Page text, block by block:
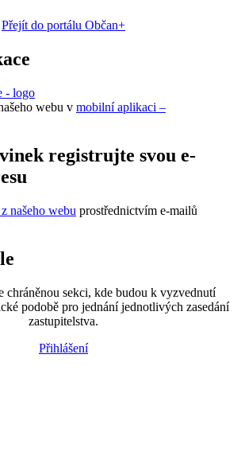
Přejít do portálu Občan+
webu v mobilní aplikaci –
registrujte svou e-
našeho webu prostřednictvím e-mailů
chráněnou sekci, kde budou k vyzvednutí
podobě pro jednání jednotlivých zasedání
zastupitelstva.
Přihlášení